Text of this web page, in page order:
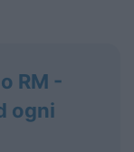
RM -
ogni